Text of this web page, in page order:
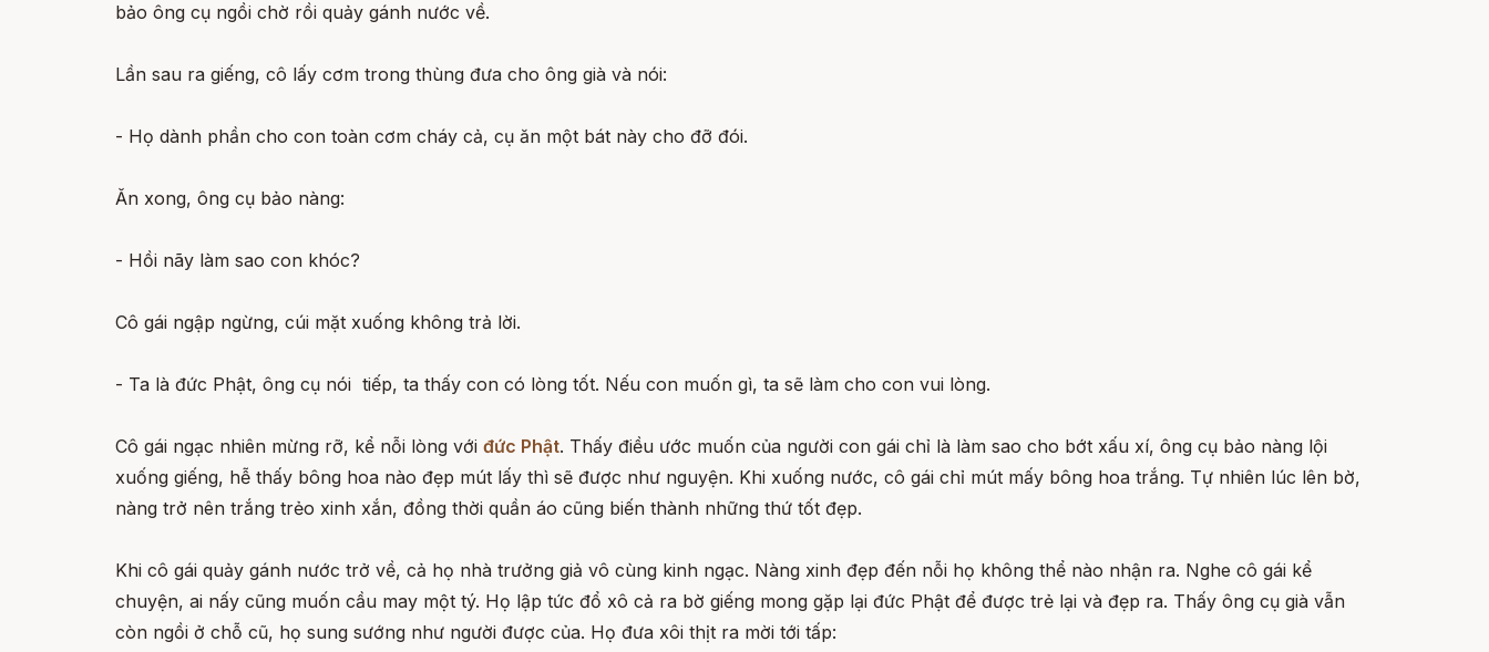
bảo ông cụ ngồi chờ rồi quảy gánh nước về.
Lần sau ra giếng, cô lấy cơm trong thùng đưa cho ông già và nói:
- Họ dành phần cho con toàn cơm cháy cả, cụ ăn một bát này cho đỡ đói.
Ăn xong, ông cụ bảo nàng:
- Hồi nãy làm sao con khóc?
Cô gái ngập ngừng, cúi mặt xuống không trả lời.
- Ta là đức Phật, ông cụ nói tiếp, ta thấy con có lòng tốt. Nếu con muốn gì, ta sẽ làm cho con vui lòng.
Cô gái ngạc nhiên mừng rỡ, kể nỗi lòng với đức Phật. Thấy điều ước muốn của người con gái chỉ là làm sao cho bớt xấu xí, ông cụ bảo nàng lội
xuống giếng, hễ thấy bông hoa nào đẹp mút lấy thì sẽ được như nguyện. Khi xuống nước, cô gái chỉ mút mấy bông hoa trắng. Tự nhiên lúc lên bờ,
nàng trở nên trắng trẻo xinh xắn, đồng thời quần áo cũng biến thành những thứ tốt đẹp.
Khi cô gái quảy gánh nước trở về, cả họ nhà trưởng giả vô cùng kinh ngạc. Nàng xinh đẹp đến nỗi họ không thể nào nhận ra. Nghe cô gái kể
chuyện, ai nấy cũng muốn cầu may một tý. Họ lập tức đổ xô cả ra bờ giếng mong gặp lại đức Phật để được trẻ lại và đẹp ra. Thấy ông cụ già vẫn
còn ngồi ở chỗ cũ, họ sung sướng như người được của. Họ đưa xôi thịt ra mời tới tấp: